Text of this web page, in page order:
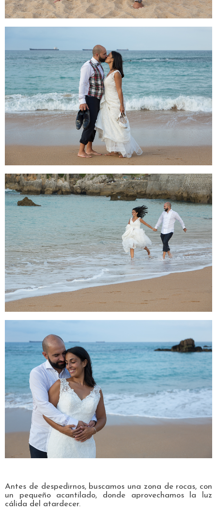
Antes de despedirnos, buscamos una zona de rocas, con
un pequeño acantilado, donde aprovechamos la luz
cálida del atardecer.